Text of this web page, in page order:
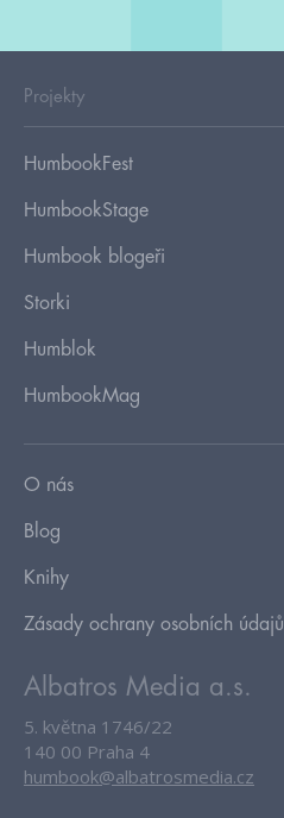
Projekty
HumbookFest
HumbookStage
Humbook blogeři
Storki
Humblok
HumbookMag
O nás
Blog
Knihy
Zásady ochrany osobních údajů
Albatros Media a.s.
5. května 1746/22
140 00 Praha 4
humbook@albatrosmedia.cz